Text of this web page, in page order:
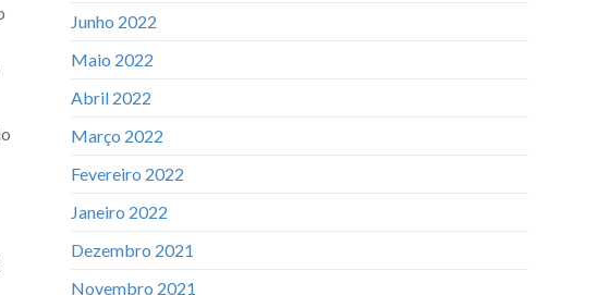
Junho 2022
Maio 2022
Abril 2022
Março 2022
Fevereiro 2022
Janeiro 2022
Dezembro 2021
Novembro 2021